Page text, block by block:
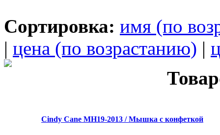
Сортировка: имя (по
| цена (по возрастанию) |
Cindy Cane MH19-2013 / Мышка с конфеткой